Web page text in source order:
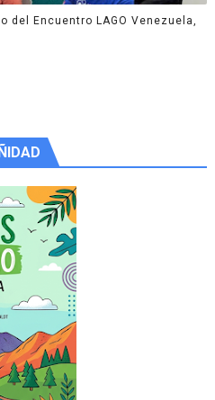
del Encuentro LAGO Venezuela,